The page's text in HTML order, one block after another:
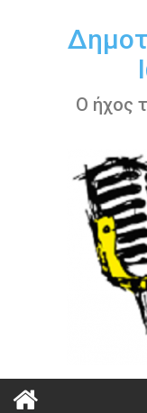
περιεχόμενο
Ο ήχος